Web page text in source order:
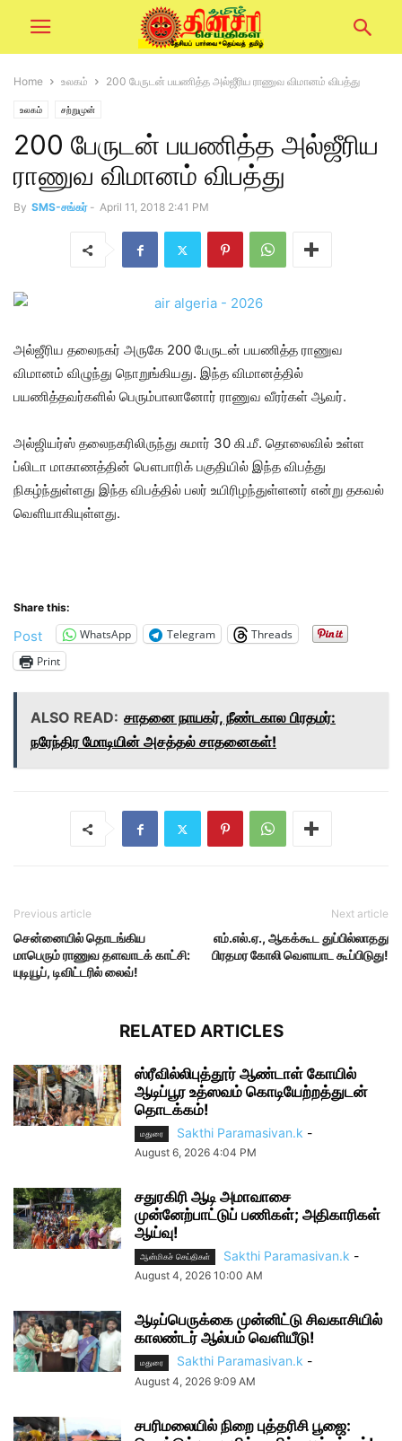
Home உலகம் 200 பேருடன் பயணித்த அல்ஜீரிய ராணுவ விமானம் விபத்து
உலகம் சற்றுமுன்
200 பேருடன் பயணித்த அல்ஜீரிய
ராணுவ விமானம் விபத்து
By SMS-சங்கர் - April 11, 2018 2:41 PM
அல்ஜீரிய தலைநகர் அருகே 200 பேருடன் பயணித்த ராணுவ
விமானம் விழுந்து நொறுங்கியது. இந்த விமானத்தில்
பயணித்தவர்களில் பெரும்பாலானோர் ராணுவ வீரர்கள் ஆவர்.
அல்ஜியர்ஸ் தலைநகரிலிருந்து சுமார் 30 கி.மீ. தொலைவில் உள்ள
ப்லிடா மாகாணத்தின் பௌபாரிக் பகுதியில் இந்த விபத்து
நிகழ்ந்துள்ளது இந்த விபத்தில் பலர் உயிரிழந்துள்ளனர் என்று தகவல்
வெளியாகியுள்ளது.
Share this:
Post WhatsApp Telegram
Threads
Print
ALSO READ: சாதனை நாயகர், நீண்டகால பிரதமர்:
நரேந்திர மோடியின் அசத்தல் சாதனைகள்!
Previous article
சென்னையில் தொடங்கிய
மாபெரும் ராணுவ தளவாடக் காட்சி:
யுடியூப், டிவிட்டரில் லைவ்!
Next article
எம்.எல்.ஏ., ஆகக்கூட துப்பில்லாதது
பிரதமர கோலி வெளயாட கூப்பிடுது!
RELATED ARTICLES
ஸ்ரீவில்லிபுத்தூர் ஆண்டாள் கோயில்
ஆடிப்பூர உத்ஸவம் கொடியேற்றத்துடன்
தொடக்கம்!
மதுரை Sakthi Paramasivan.k -
August 6, 2026 4:04 PM
சதுரகிரி ஆடி அமாவாசை
முன்னேற்பாட்டுப் பணிகள்; அதிகாரிகள்
ஆய்வு!
ஆன்மிகச் செய்திகள் Sakthi Paramasivan.k -
August 4, 2026 10:00 AM
ஆடிப்பெருக்கை முன்னிட்டு சிவகாசியில்
காலண்டர் ஆல்பம் வெளியீடு!
மதுரை Sakthi Paramasivan.k -
August 4, 2026 9:09 AM
சபரிமலையில் நிறை புத்தரிசி பூஜை: